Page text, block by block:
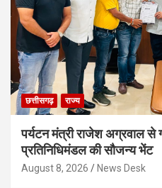
छत्तीसगढ़ राज्य
पर्यटन मंत्री राजेश अग्रवाल
प्रतिनिधिमंडल की सौजन्य भेंट
August 8, 2026 News Desk